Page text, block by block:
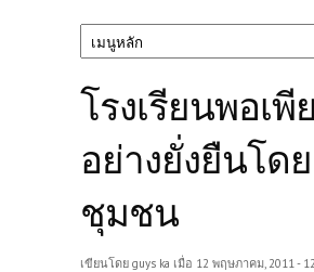
โรงเรียนพอเพี
อย่างยั่งยืนโดย
ชุมชน
เขียนโดย guys ka เมื่อ 12 พฤษภาคม, 2011 -